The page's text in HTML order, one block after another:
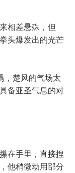
相差悬殊，但
头爆发出的光芒
，楚风的气场太
备亚圣气息的对
在手里，直接捏
他稍微动用部分